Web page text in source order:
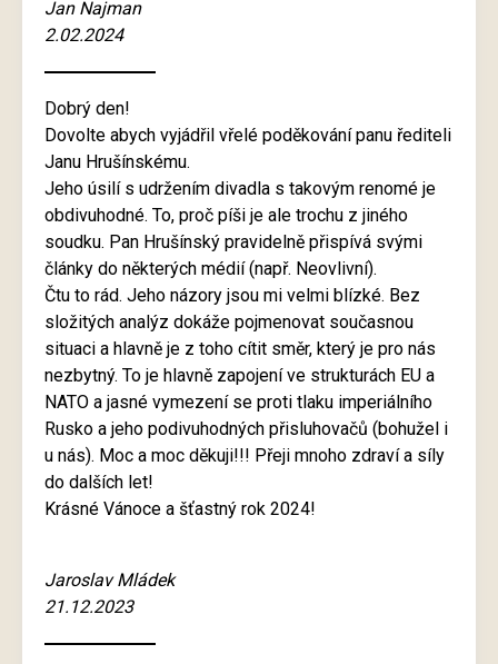
Jan Najman
2.02.2024
Dobrý den!
Dovolte abych vyjádřil vřelé poděkování panu řediteli
Janu Hrušínskému.
Jeho úsilí s udržením divadla s takovým renomé je
obdivuhodné. To, proč píši je ale trochu z jiného
soudku. Pan Hrušínský pravidelně přispívá svými
články do některých médií (např. Neovlivní).
Čtu to rád. Jeho názory jsou mi velmi blízké. Bez
složitých analýz dokáže pojmenovat současnou
situaci a hlavně je z toho cítit směr, který je pro nás
nezbytný. To je hlavně zapojení ve strukturách EU a
NATO a jasné vymezení se proti tlaku imperiálního
Rusko a jeho podivuhodných přisluhovačů (bohužel i
u nás). Moc a moc děkuji!!! Přeji mnoho zdraví a síly
do dalších let!
Krásné Vánoce a šťastný rok 2024!
Jaroslav Mládek
21.12.2023